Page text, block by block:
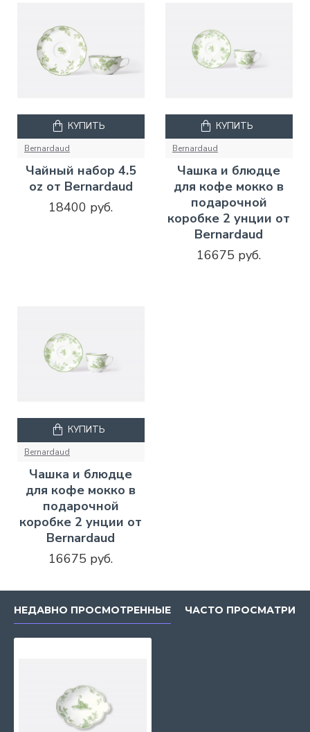
Bernardaud
Чайный набор 4.5
oz от Bernardaud
18400 руб.
КУПИТЬ
Bernardaud
Чашка и блюдце
для кофе мокко в
подарочной
коробке 2 унции от
Bernardaud
16675 руб.
КУПИТЬ
Bernardaud
Чашка и блюдце
для кофе мокко в
подарочной
коробке 2 унции от
Bernardaud
16675 руб.
КУПИТЬ
НЕДАВНО ПРОСМОТРЕННЫЕ ЧАСТО